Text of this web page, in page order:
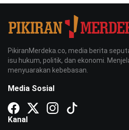
PikiranMerdeka.co, media berita
isu hukum, politik, dan ekonomi.
menyuarakan kebebasan.
Media Sosial
Kanal